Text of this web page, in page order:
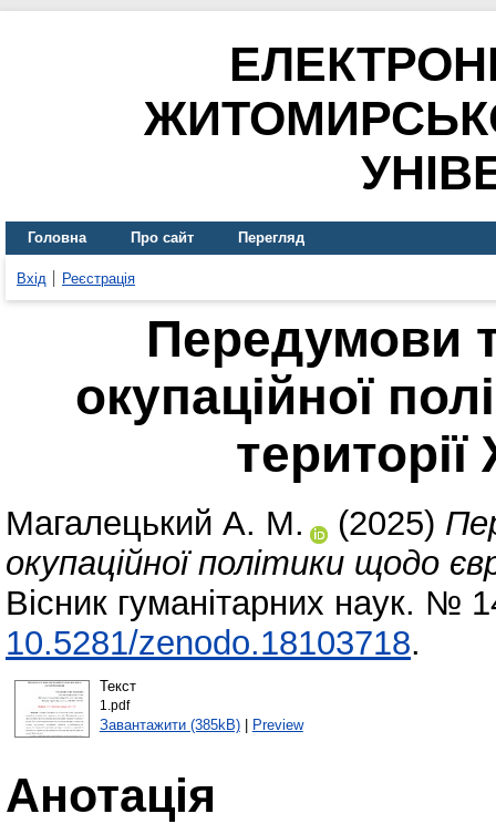
Головна Про сайт Перегляд
Вхід Реєстрація
Передумови
окупаційної
Магалецький А. М. (2025)
окупаційної політики щодо
Вісник гуманітарних наук. №
10.5281/zenodo.18103718.
Текст
1.pdf
Завантажити (385kB)| Preview
Анотація